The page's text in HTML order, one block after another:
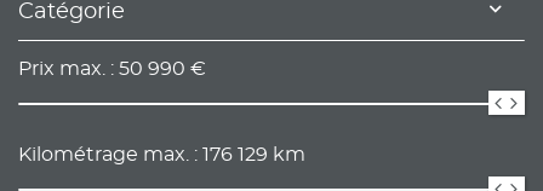
Catégorie
Prix max. : 50 990 €
Kilométrage max. : 176 129 km